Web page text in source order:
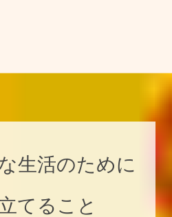
生活のために
てること